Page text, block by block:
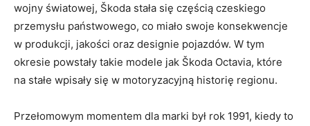
wojny światowej, Škoda stała się częścią⁣ czeskiego
przemysłu państwowego, co miało swoje konsekwencje‌
w produkcji, jakości oraz designie ⁤pojazdów. W tym
okresie powstały takie modele jak Škoda Octavia, które
na stałe wpisały się w ⁣motoryzacyjną historię regionu.
Przełomowym momentem dla marki był rok 1991, kiedy to